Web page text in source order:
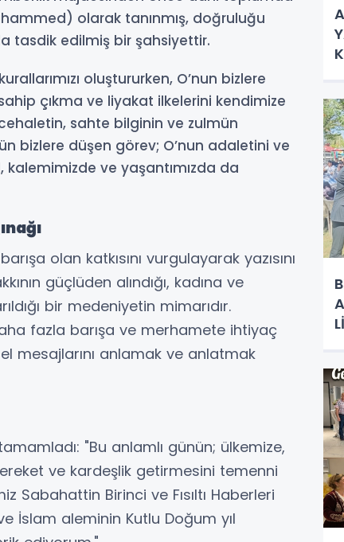
olarak tanınmış, doğruluğu
tasdik edilmiş bir şahsiyettir.
oluştururken, O’nun bizlere
çıkma ve liyakat ilkelerini kendimize
sahte bilginin ve zulmün
bizlere düşen görev; O’nun adaletini ve
ve yaşantımızda da
olan katkısını vurgulayarak yazısını
güçlüden alındığı, kadına ve
bir medeniyetin mimarıdır.
fazla barışa ve merhamete ihtiyaç
mesajlarını anlamak ve anlatmak
"Bu anlamlı günün; ülkemize,
ve kardeşlik getirmesini temenni
Sabahattin Birinci ve Fısıltı Haberleri
İslam aleminin Kutlu Doğum yıl